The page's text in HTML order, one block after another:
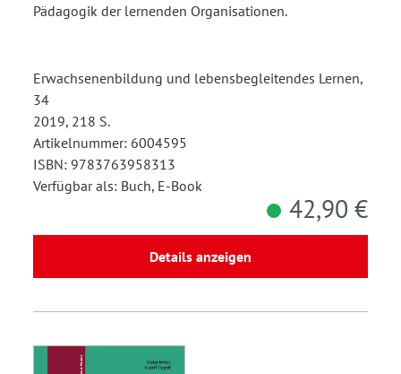
Pädagogik der lernenden Organisationen.
Erwachsenenbildung und lebensbegleitendes Lernen,
34
2019, 218 S.
Artikelnummer: 6004595
ISBN: 9783763958313
Verfügbar als: Buch, E-Book
42,90 €
Details anzeigen